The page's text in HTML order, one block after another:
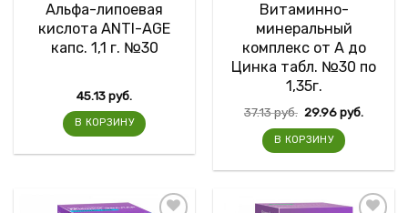
Альфа-липоевая
кислота ANTI-AGE
капс. 1,1 г. №30
45.13руб.
В КОРЗИНУ
Витаминно-
минеральный
комплекс от А до
Цинка табл. №30 по
1,35г.
37.13руб. 29.96руб.
В КОРЗИНУ